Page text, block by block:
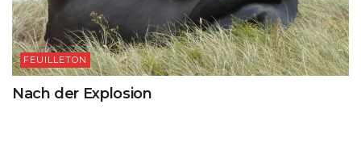
FEUILLETON
Nach der Explosion